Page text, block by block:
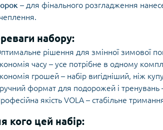
– для фінального розгладження
набору:
рішення для змінної зимової
часу – усе потрібне в одному
грошей – набір вигідніший, ніж
формат для подорожей і тренувань
якість VOLA – стабільне
кого цей набір: